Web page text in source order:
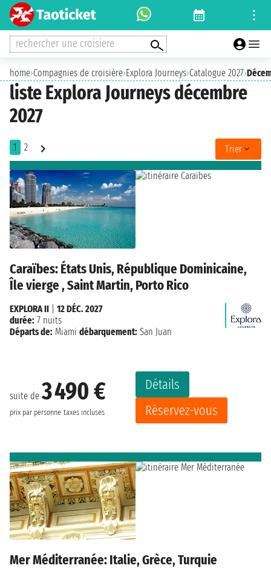
rechercher une croisiere
home›Compagnies de croisière›Explora Journeys›Catalogue 2027›
liste Explora Journeys décembre
2027
1 2 Trier
Caraïbes: États Unis, République Dominicaine,
Île vierge , Saint Martin, Porto Rico
suite de3 490 €
prix par personne taxes incluses
Détails
Réservez-vous
EXPLORA II
12 DÉC. 2027
durée: 7 nuits
Départs de: Miami débarquement: San Juan
Mer Méditerranée: Italie, Grèce, Turquie